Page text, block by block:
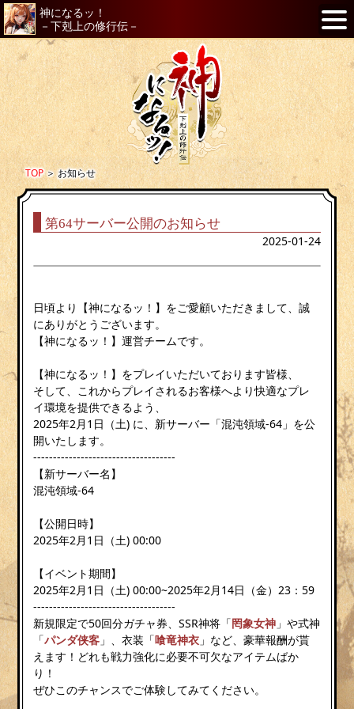
神になるッ！
－下剋上の修行伝－
TOP＞お知らせ
第64サーバー公開のお知らせ
2025-01-24
日頃より【神になるッ！】をご愛顧いただきまして、誠
にありがとうございます。
【神になるッ！】運営チームです。
【神になるッ！】をプレイいただいております皆様、
そして、これからプレイされるお客様へより快適なプレ
イ環境を提供できるよう、
2025年2月1日（土) に、新サーバー「混沌領域-64」を公
開いたします。
------------------------------------
【新サーバー名】
混沌領域-64
【公開日時】
2025年2月1日（土) 00:00
【イベント期間】
2025年2月1日（土) 00:00~2025年2月14日（金）23：59
------------------------------------
新規限定で50回分ガチャ券、SSR神将「罔象女神 」や式神
「パンダ侠客 」、衣装「喰竜神衣 」など、豪華報酬が貰
えます！どれも戦力強化に必要不可欠なアイテムばか
り！
ぜひこのチャンスでご体験してみてください。